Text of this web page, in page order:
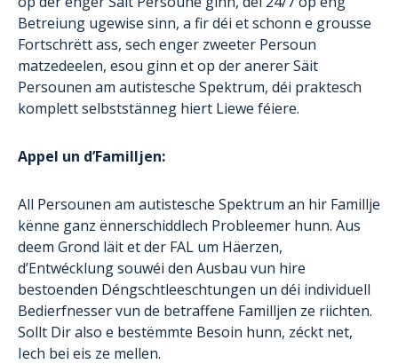
Betreiung ugewise sinn, a fir déi et schonn e grousse
Fortschrëtt ass, sech enger zweeter Persoun
matzedeelen, esou ginn et op der anerer Säit
Persounen am autistesche Spektrum, déi praktesch
komplett selbststänneg hiert Liewe féiere.
Appel un d’Familljen:
All Persounen am autistesche Spektrum an hir Famillje
kënne ganz ënnerschiddlech Probleemer hunn. Aus
deem Grond läit et der FAL um Häerzen,
d’Entwécklung souwéi den Ausbau vun hire
bestoenden Déngschtleeschtungen un déi individuell
Bedierfnesser vun de betraffene Familljen ze riichten.
Sollt Dir also e bestëmmte Besoin hunn, zéckt net,
Iech bei eis ze mellen.